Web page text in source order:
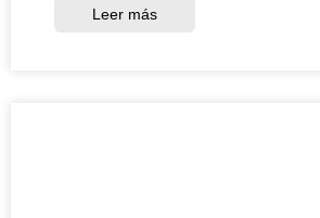
Leer más